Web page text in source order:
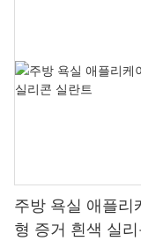
주방 욕실 애플리
형 증거 흰색 실